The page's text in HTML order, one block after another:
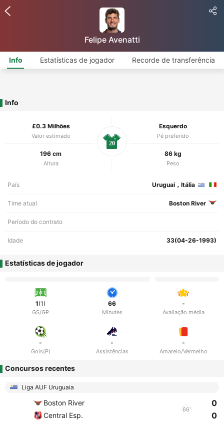
Felipe Avenatti
Info Estatísticas de jogador Recorde de transferência
Info
£0.3 Milhões
Valor estimado
Esquerdo
Pé preferido
196 cm
Altura
86 kg
Peso
20
País Uruguai，Itália
Time atual Boston River
Período do contrato
Idade 33(04-26-1993)
Estatísticas de jogador
1(1)
GS/GP
66
Minutes
-
Avaliação média
-
Gols(P)
-
Assistências
-
Amarelo/Vermelho
Concursos recentes
Liga AUF Uruguaia
Boston River
Central Esp.
66'
0
0